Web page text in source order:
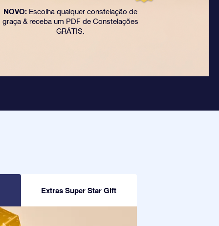
NOVO:Escolha qualquer constelação de
graça & receba um PDF de Constelações
GRÁTIS.
Extras Super Star Gift